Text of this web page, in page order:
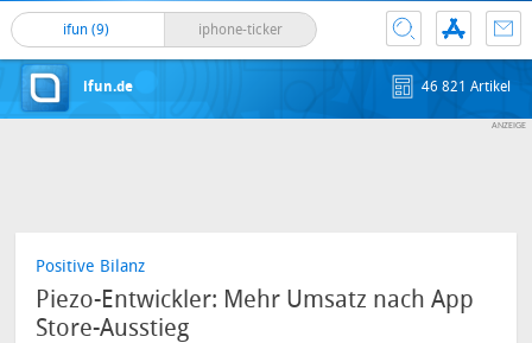
ifun (9) iphone-ticker
ifun.de 46 821 Artikel
Positive Bilanz
Piezo-Entwickler: Mehr Umsatz nach App
Store-Ausstieg